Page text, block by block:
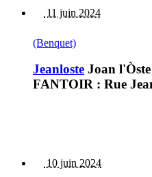
11 juin 2024
(Benquet)
Jeanloste Joan l'Òste
FANTOIR : Rue
10 juin 2024